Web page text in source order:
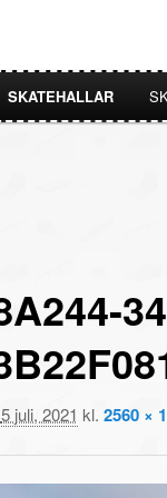
SKATEHALLAR
5 juli, 2021 kl. 2560 ×